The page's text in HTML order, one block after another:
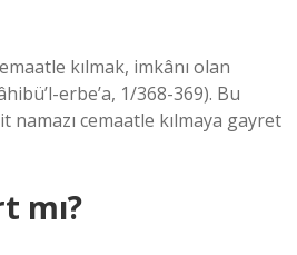
kılmak, imkânı olan
erbe’a, 1/368-369). Bu
namazı cemaatle kılmaya gayret
mı?